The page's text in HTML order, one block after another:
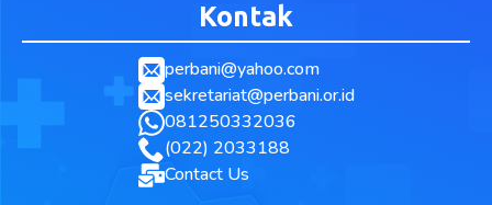
Kontak
perbani@yahoo.com
sekretariat@perbani.or.id
081250332036
(022) 2033188
Contact Us